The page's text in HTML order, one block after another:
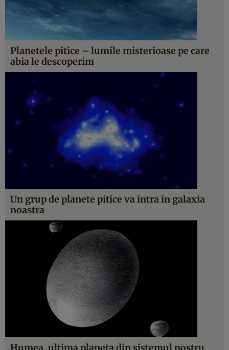
Planetele pitice – lumile misterioase pe care
abia le descoperim
Un grup de planete pitice va intra in galaxia
noastra